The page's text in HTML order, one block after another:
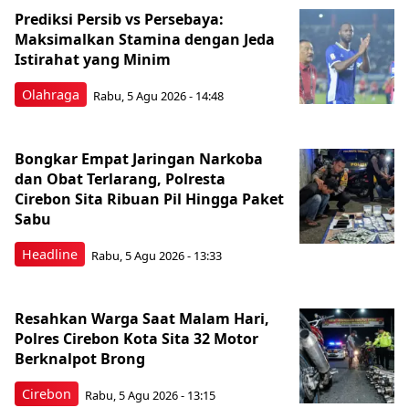
Olahraga
Prediksi Persib vs Persebaya:
Maksimalkan Stamina dengan Jeda
Istirahat yang Minim
Rabu, 5 Agu 2026 - 14:48
Headline
Bongkar Empat Jaringan Narkoba
dan Obat Terlarang, Polresta
Cirebon Sita Ribuan Pil Hingga Paket
Sabu
Rabu, 5 Agu 2026 - 13:33
Cirebon
Resahkan Warga Saat Malam Hari,
Polres Cirebon Kota Sita 32 Motor
Berknalpot Brong
Rabu, 5 Agu 2026 - 13:15